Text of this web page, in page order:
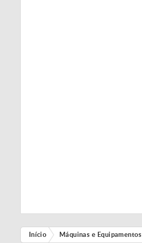
Início Máquinas e Equipamentos